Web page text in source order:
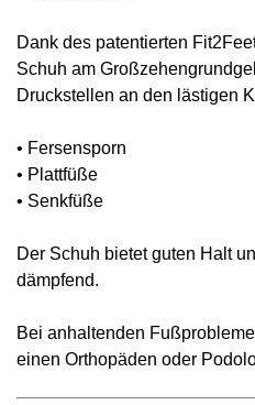
Dank des patentierten
Schuh am
Druckstellen an den lästigen
• Fersensporn
• Plattfüße
• Senkfüße
Der Schuh bietet guten Halt
dämpfend.
Bei anhaltenden
einen Orthopäden oder